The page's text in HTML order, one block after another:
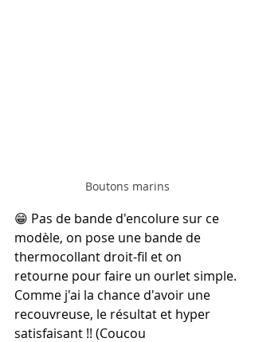
Boutons marins
😁 Pas de bande d'encolure sur ce
modèle, on pose une bande de
thermocollant droit-fil et on
retourne pour faire un ourlet simple.
Comme j'ai la chance d'avoir une
recouvreuse, le résultat et hyper
satisfaisant !! (Coucou